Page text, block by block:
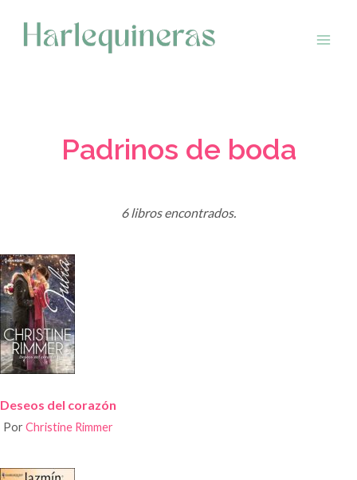
contenido
Padrinos de boda
6 libros encontrados.
Deseos del corazón
Por Christine Rimmer